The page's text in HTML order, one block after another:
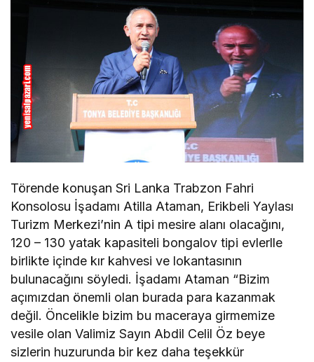
Törende konuşan Sri Lanka Trabzon Fahri
Konsolosu İşadamı Atilla Ataman, Erikbeli Yaylası
Turizm Merkezi’nin A tipi mesire alanı olacağını,
120 – 130 yatak kapasiteli bongalov tipi evlerlle
birlikte içinde kır kahvesi ve lokantasının
bulunacağını söyledi. İşadamı Ataman “Bizim
açımızdan önemli olan burada para kazanmak
değil. Öncelikle bizim bu maceraya girmemize
vesile olan Valimiz Sayın Abdil Celil Öz beye
sizlerin huzurunda bir kez daha teşekkür